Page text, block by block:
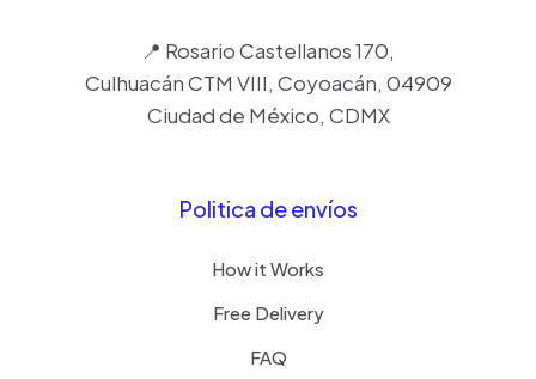
📍 Rosario Castellanos 170,
Culhuacán CTM VIII, Coyoacán, 04909
Ciudad de México, CDMX
Politica de envíos
How it Works
Free Delivery
FAQ